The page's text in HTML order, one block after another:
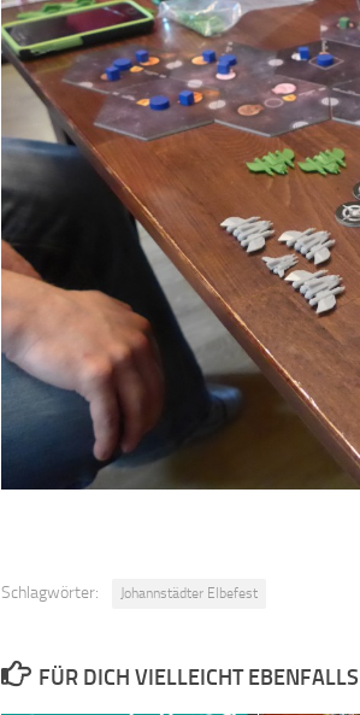
Schlagwörter: Johannstädter Elbefest
FÜR DICH VIELLEICHT